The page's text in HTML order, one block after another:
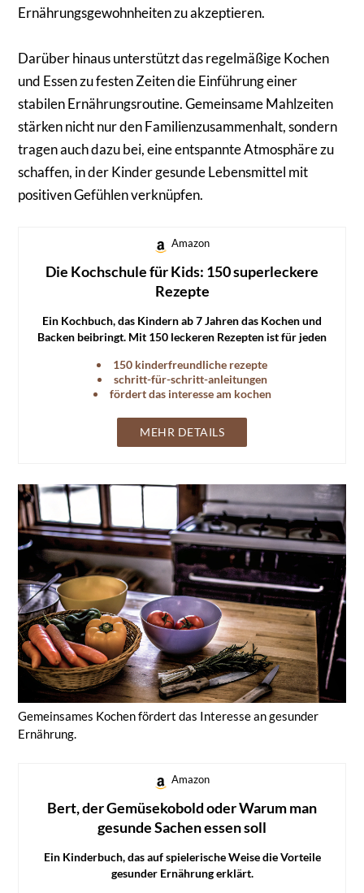
Ernährungsgewohnheiten zu akzeptieren.
Darüber hinaus unterstützt das regelmäßige Kochen
und Essen zu festen Zeiten die Einführung einer
stabilen Ernährungsroutine. Gemeinsame Mahlzeiten
stärken nicht nur den Familienzusammenhalt, sondern
tragen auch dazu bei, eine entspannte Atmosphäre zu
schaffen, in der Kinder gesunde Lebensmittel mit
positiven Gefühlen verknüpfen.
Amazon
Die Kochschule für Kids: 150 superleckere
Rezepte
Ein Kochbuch, das Kindern ab 7 Jahren das Kochen und
Backen beibringt. Mit 150 leckeren Rezepten ist für jeden
150 kinderfreundliche rezepte
schritt-für-schritt-anleitungen
fördert das interesse am kochen
MEHR DETAILS
Gemeinsames Kochen fördert das Interesse an gesunder
Ernährung.
Amazon
Bert, der Gemüsekobold oder Warum man
gesunde Sachen essen soll
Ein Kinderbuch, das auf spielerische Weise die Vorteile
gesunder Ernährung erklärt.